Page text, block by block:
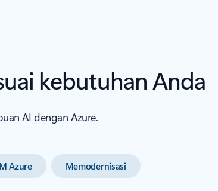
kebutuhan Anda
AI dengan Azure.
Azure Memodernisasi